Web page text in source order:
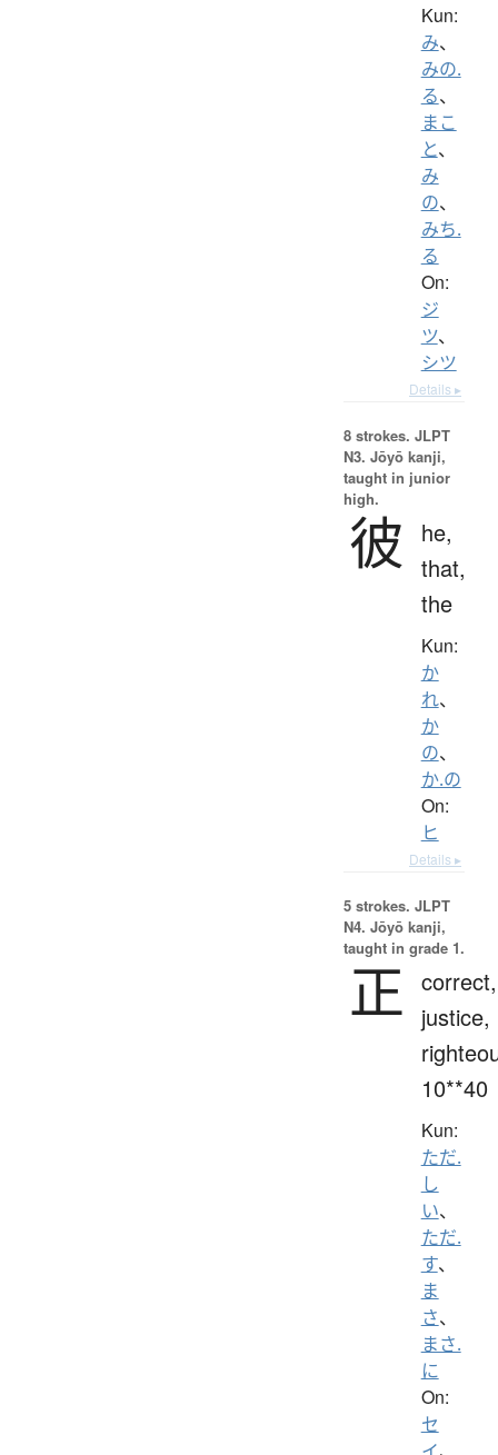
Kun:
み、
みの.
る、
まこ
と、
み
の、
みち.
る
On:
ジ
ツ、
シツ
Details ▸
8 strokes. JLPT
N3. Jōyō kanji,
taught in junior
high.
彼
he,
that,
the
Kun:
か
れ、
か
の、
か.の
On:
ヒ
Details ▸
5 strokes. JLPT
N4. Jōyō kanji,
taught in grade 1.
正 correct,
justice,
10**40
Kun:
ただ.
し
い、
ただ.
す、
ま
さ、
まさ.
に
On:
セ